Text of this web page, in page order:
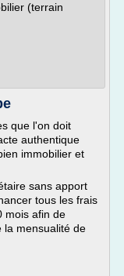
(terrain
que l'on doit
authentique
immobilier et
sans apport
tous les frais
mois afin de
la mensualité de